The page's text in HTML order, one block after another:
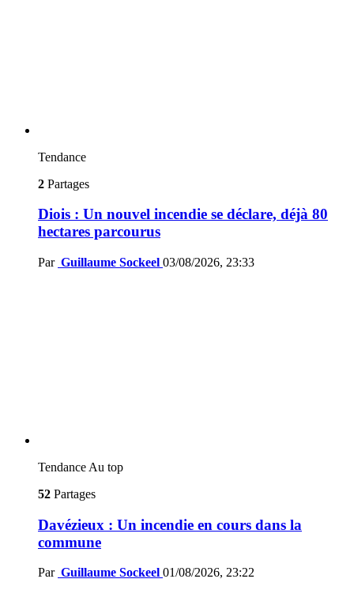
Tendance
2 Partages
Diois : Un nouvel incendie se déclare, déjà 80
hectares parcourus
Par Guillaume Sockeel 03/08/2026, 23:33
Tendance Au top
52 Partages
Davézieux : Un incendie en cours dans la
commune
Par Guillaume Sockeel 01/08/2026, 23:22